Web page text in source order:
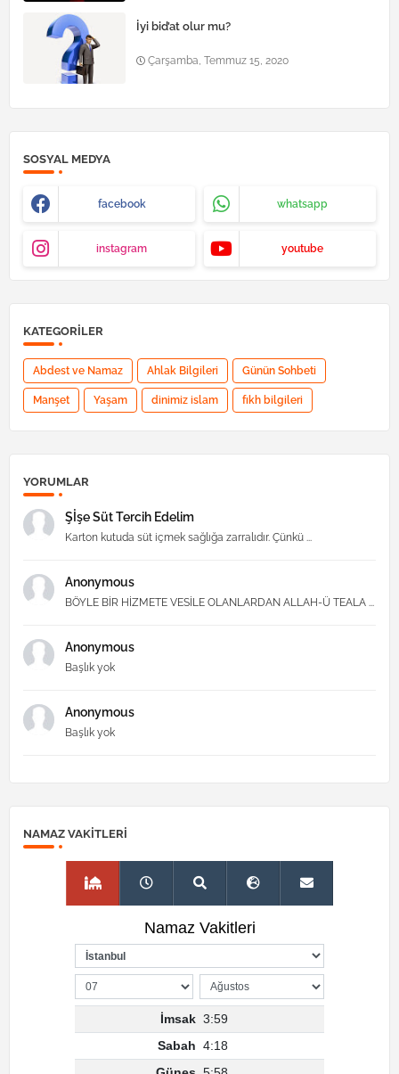
İyi bid’at olur mu?
Çarşamba, Temmuz 15, 2020
SOSYAL MEDYA
facebook whatsapp
instagram youtube
KATEGORILER
Abdest ve Namaz Ahlak Bilgileri Günün Sohbeti
Manşet Yaşam dinimiz islam fıkh bilgileri
YORUMLAR
Şİşe Süt Tercih Edelim
Karton kutuda süt içmek sağlığa zarralıdır. Çünkü ...
Anonymous
BÖYLE BİR HİZMETE VESİLE OLANLARDAN ALLAH-Ü TEALA ...
Anonymous
Başlık yok
Anonymous
Başlık yok
NAMAZ VAKITLERI